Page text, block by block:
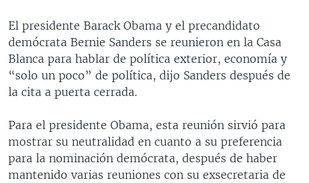
FORO [RADIO]
DEPORTIVO INTERNACIONAL
NOTA ECONÓMICA
Idiomas
El presidente Barack Obama y el precandidato
demócrata Bernie Sanders se reunieron en la Casa
Blanca para hablar de política exterior, economía y
“solo un poco” de política, dijo Sanders después de
la cita a puerta cerrada.
Para el presidente Obama, esta reunión sirvió para
mostrar su neutralidad en cuanto a su preferencia
para la nominación demócrata, después de haber
mantenido varias reuniones con su exsecretaria de